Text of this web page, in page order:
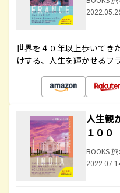
世界を４０年以上歩いてき
けする、人生を輝かせるフ
人生観
１００
BOOKS